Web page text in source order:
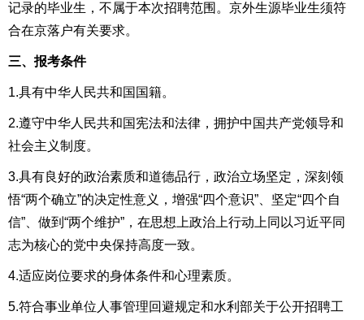
记录的毕业生，不属于本次招聘范围。京外生源毕业生须符
合在京落户有关要求。
三、报考条件
1.具有中华人民共和国国籍。
2.遵守中华人民共和国宪法和法律，拥护中国共产党领导和
社会主义制度。
3.具有良好的政治素质和道德品行，政治立场坚定，深刻领
悟“两个确立”的决定性意义，增强“四个意识”、坚定“四个自
信”、做到“两个维护”，在思想上政治上行动上同以习近平同
志为核心的党中央保持高度一致。
4.适应岗位要求的身体条件和心理素质。
5.符合事业单位人事管理回避规定和水利部关于公开招聘工